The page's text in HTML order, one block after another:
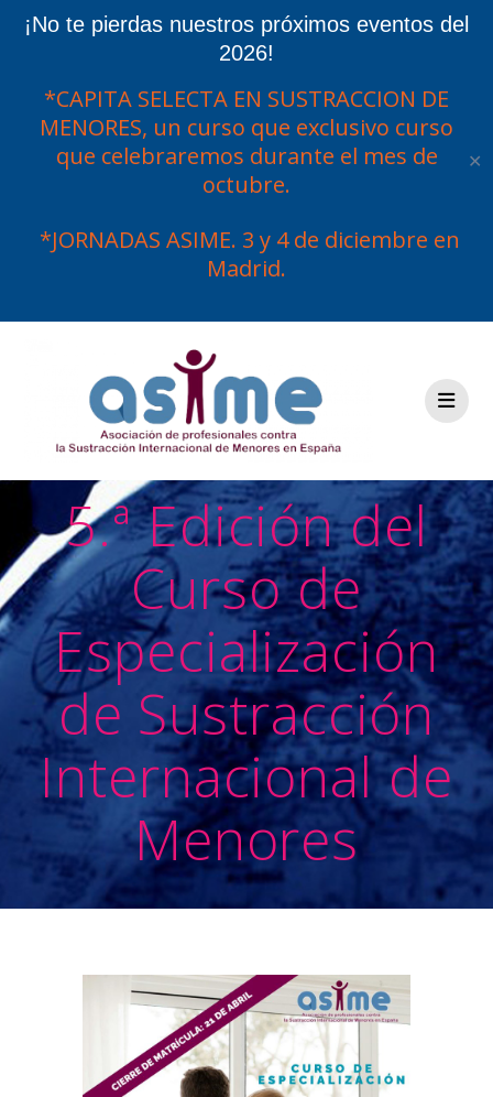
¡No te pierdas nuestros próximos eventos del
2026!
*CAPITA SELECTA EN SUSTRACCION DE
MENORES, un curso que exclusivo curso
que celebraremos durante el mes de
octubre.
*JORNADAS ASIME. 3 y 4 de diciembre en
Madrid.
✕
5.ª Edición del
Curso de
Especialización
de Sustracción
Internacional de
Menores